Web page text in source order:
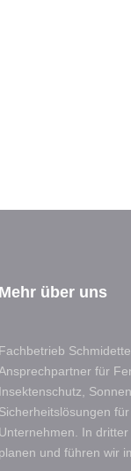
Mehr über uns
Fachbetrieb
für
Insektenschutz,
Sicherheitslösungen
Unternehmen. In
planen und führen wir